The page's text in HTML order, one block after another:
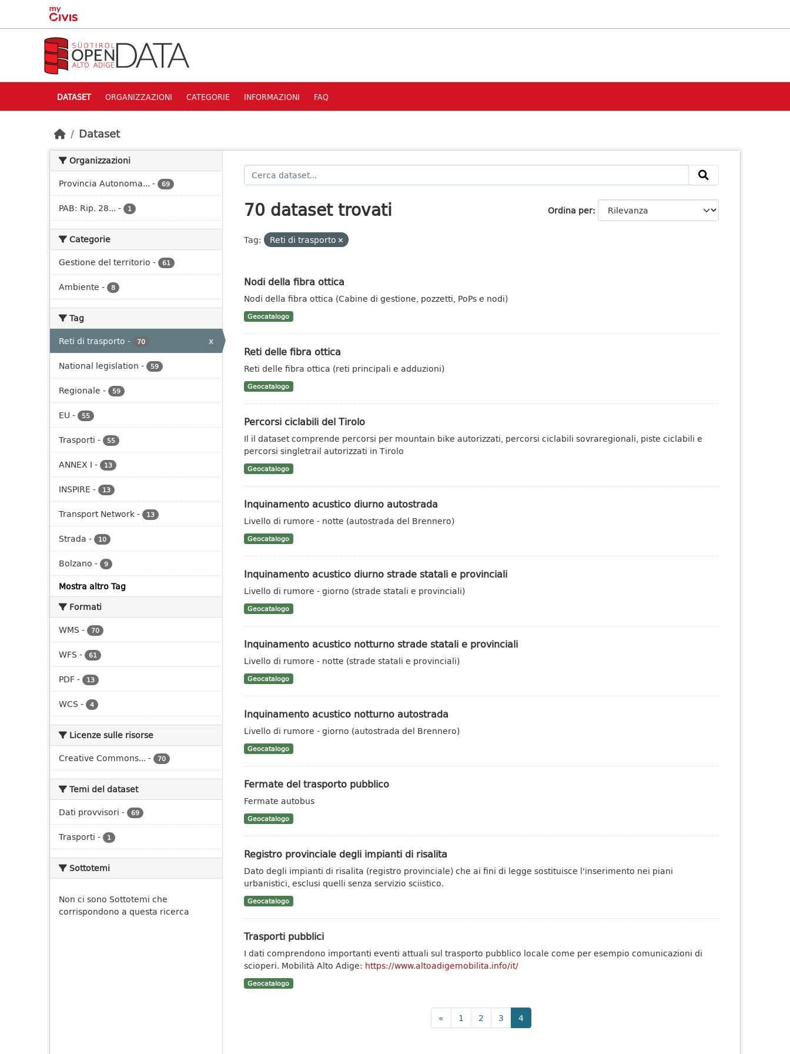
Skip to main content
DATASET ORGANIZZAZIONI CATEGORIE INFORMAZIONI FAQ
Dataset
Organizzazioni
Provincia Autonoma... - 69
PAB: Rip. 28... - 1
Categorie
Gestione del territorio - 61
Ambiente - 8
Tag
Reti di trasporto - 70
x
National legislation - 59
Regionale - 59
EU - 55
Trasporti - 55
ANNEX I - 13
INSPIRE - 13
Transport Network- 13
Strada - 10
Bolzano - 9
Mostra altro Tag
Formati
WMS - 70
WFS - 61
PDF- 13
WCS - 4
Licenze sulle risorse
Creative Commons... - 70
Temi del dataset
Dati provvisori - 69
Trasporti - 1
Sottotemi
Non ci sono Sottotemi che
corrispondono a questa ricerca
Ordina per
70 dataset trovati
Tag: Reti di trasporto
Nodi della fibra ottica
Nodi della fibra ottica (Cabine di gestione, pozzetti, PoPs e nodi)
Geocatalogo
Reti delle fibra ottica
Reti delle fibra ottica (reti principali e adduzioni)
Geocatalogo
Percorsi ciclabili del Tirolo
Il il dataset comprende percorsi per mountain bike autorizzati, percorsi ciclabili sovraregionali, piste ciclabili e
percorsi singletrail autorizzati in Tirolo
Geocatalogo
Inquinamento acustico diurno autostrada
Livello di rumore - notte (autostrada del Brennero)
Geocatalogo
Inquinamento acustico diurno strade statali e provinciali
Livello di rumore - giorno (strade statali e provinciali)
Geocatalogo
Inquinamento acustico notturno strade statali e provinciali
Livello di rumore - notte (strade statali e provinciali)
Geocatalogo
Inquinamento acustico notturno autostrada
Livello di rumore - giorno (autostrada del Brennero)
Geocatalogo
Fermate del trasporto pubblico
Fermate autobus
Geocatalogo
Registro provinciale degli impianti di risalita
Dato degli impianti di risalita (registro provinciale) che ai fini di legge sostituisce l'inserimento nei piani
urbanistici, esclusi quelli senza servizio sciistico.
Geocatalogo
Trasporti pubblici
I dati comprendono importanti eventi attuali sul trasporto pubblico locale come per esempio comunicazioni di
scioperi. Mobilità Alto Adige: https://www.altoadigemobilita.info/it/
Geocatalogo
« 1 2 3 4